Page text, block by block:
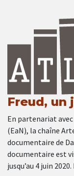
Freud, un
En partenariat
(EaN), la chaîne
documentaire de
documentaire est
jusqu’au 4 juin